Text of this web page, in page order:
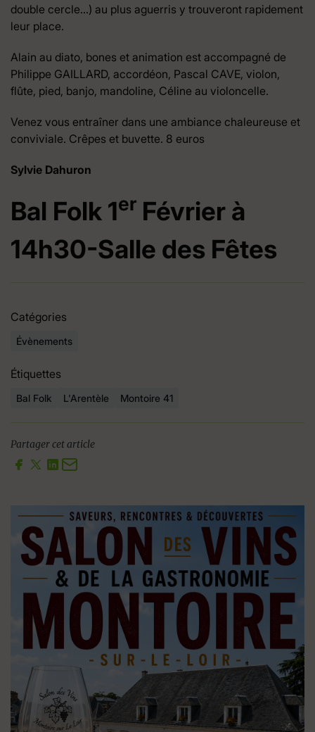
double cercle…) au plus aguerris y trouveront rapidement
leur place.
Alain au diato, bones et animation est accompagné de
Philippe GAILLARD, accordéon, Pascal CAVE, violon,
flûte, pied, banjo, mandoline, Céline au violoncelle.
Venez vous entraîner dans une ambiance chaleureuse et
conviviale. Crêpes et buvette. 8 euros
Sylvie Dahuron
Bal Folk 1er Février à
14h30-Salle des Fêtes
Catégories
Évènements
Étiquettes
Bal Folk L'Arentèle Montoire 41
Partager cet article